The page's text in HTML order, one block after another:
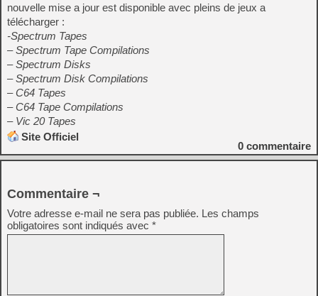
nouvelle mise a jour est disponible avec pleins de jeux a
télécharger :
-Spectrum Tapes
– Spectrum Tape Compilations
– Spectrum Disks
– Spectrum Disk Compilations
– C64 Tapes
– C64 Tape Compilations
– Vic 20 Tapes
Site Officiel
0 commentaire
Commentaire ¬
Votre adresse e-mail ne sera pas publiée. Les champs
obligatoires sont indiqués avec *